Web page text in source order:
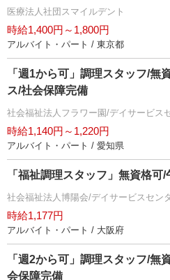
医療法人社団スマイルデント
時給1,400円～1,800円
アルバイト・パート / 東京都
「週1から可」調理スタッフ/無
ス/社会保障完備
社会福祉法人フラワー園/デイサービス
時給1,140円～1,220円
アルバイト・パート / 愛知県
「福祉調理スタッフ」無資格可
社会福祉法人博陽会/デイサービスセン
時給1,177円
アルバイト・パート / 大阪府
「週2から可」調理スタッフ/無
会保障完備